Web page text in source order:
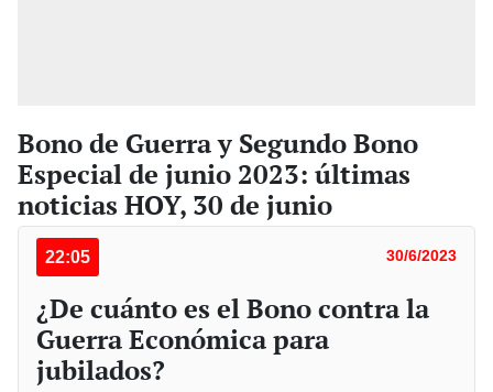
Bono de Guerra y Segundo Bono
Especial de junio 2023: últimas
noticias HOY, 30 de junio
22:05 30/6/2023
¿De cuánto es el Bono contra la
Guerra Económica para
jubilados?